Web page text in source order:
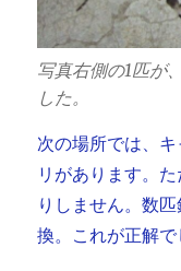
写真右側の1匹が
した。
次の場所では、
リがあります。
りしません。数
換。これが正解